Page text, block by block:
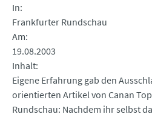
In
Frankfurter Rundschau
Am
19.08.2003
Inhalt
Eigene Erfahrung gab den
orientierten Artikel von Canan
Rundschau: Nachdem ihr selbst